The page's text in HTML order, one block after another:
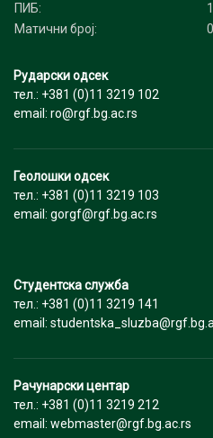
ПИБ:
Матични број:
Рударски одсек
тел.: +381 (0)11 3219 102
email: ro@rgf.bg.ac.rs
Геолошки одсек
тел.: +381 (0)11 3219 103
email: gorgf@rgf.bg.ac.rs
Студентска служба
тел.: +381 (0)11 3219 141
email:
Рачунарски центар
тел.: +381 (0)11 3219 212
email: webmaster@rgf.bg.ac.rs